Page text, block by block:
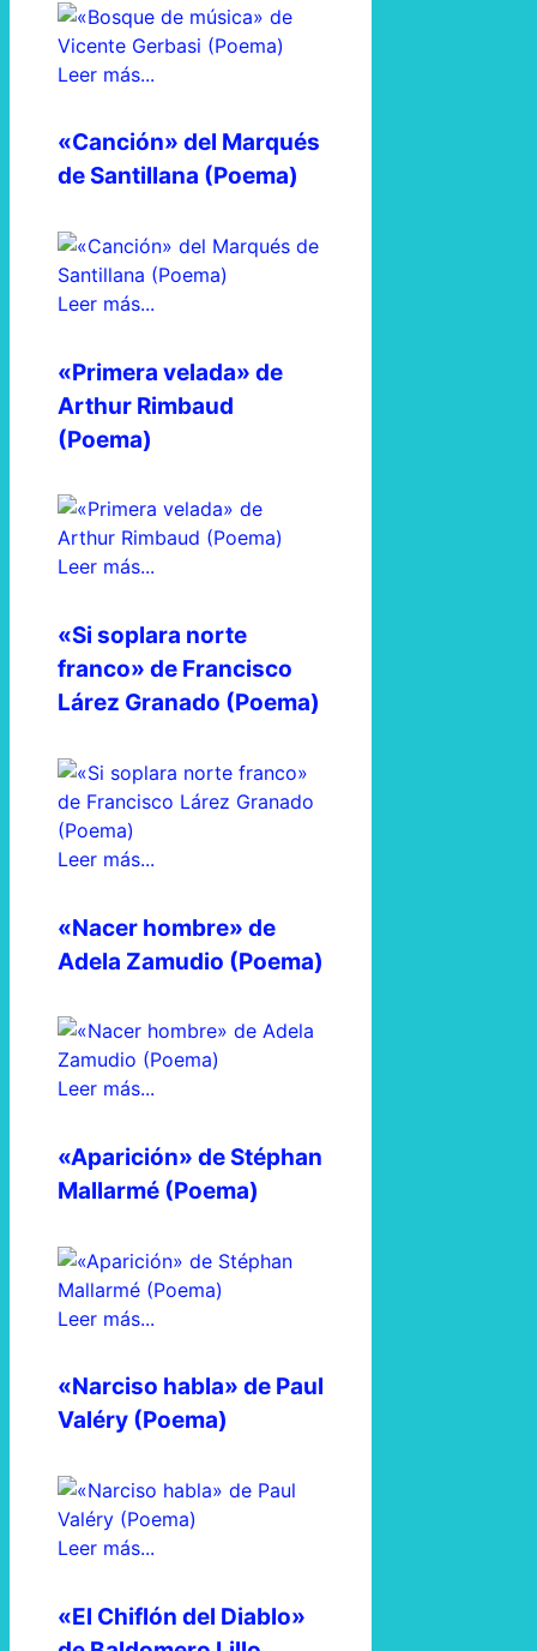
Leer más...
«Canción» del Marqués
de Santillana (Poema)
Leer más...
«Primera velada» de
Arthur Rimbaud
(Poema)
Leer más...
«Si soplara norte
franco» de Francisco
Lárez Granado (Poema)
Leer más...
«Nacer hombre» de
Adela Zamudio (Poema)
Leer más...
«Aparición» de Stéphan
Mallarmé (Poema)
Leer más...
«Narciso habla» de Paul
Valéry (Poema)
Leer más...
«El Chiflón del Diablo»